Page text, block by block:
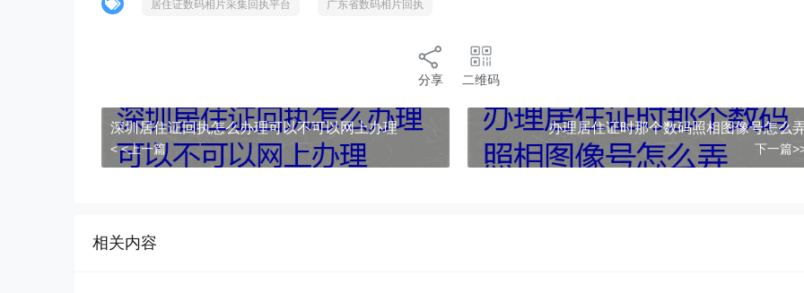
居住证数码相片采集回执平台 广东省数码相片回执
分享 二维码
深圳居住证回执怎么办理可以不可以网上办理
< <上一篇
办理居住证时那个数码照相图像号怎么
下一篇
相关内容